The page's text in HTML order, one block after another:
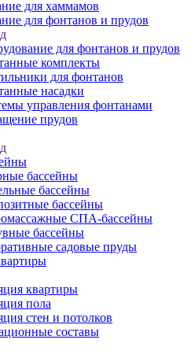
для хаммамов
для фонтанов и прудов
для фонтанов и прудов
комплекты
для фонтанов
насадки
управления фонтанами
прудов
бассейны
бассейны
бассейны
СПА-бассейны
бассейны
садовые пруды
квартиры
пола
стен и потолков
составы